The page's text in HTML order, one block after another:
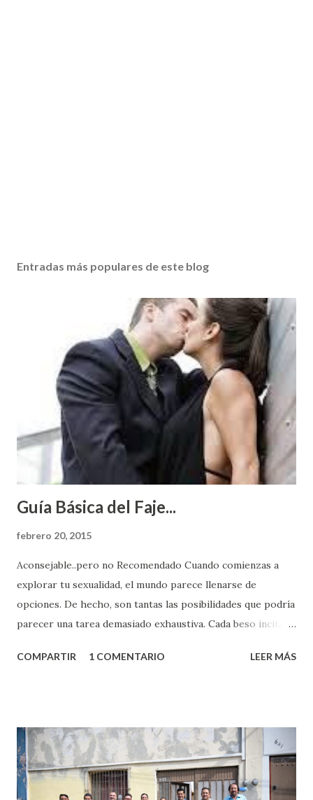
Entradas más populares de este blog
Guía Básica del Faje...
febrero 20, 2015
Aconsejable..pero no Recomendado Cuando comienzas a
explorar tu sexualidad, el mundo parece llenarse de
opciones. De hecho, son tantas las posibilidades que podría
parecer una tarea demasiado exhaustiva. Cada beso incita
partes de ti que jamás hubieras imaginado. El problema es
conoces ni la mitad de lo que deberías saber. Pero incluso
quienes ya han tenido relaciones sexuales no son expertos
o expertas en el tema. Siempre hay algo nuevo que
COMPARTIR 1 COMENTARIO LEER MÁS